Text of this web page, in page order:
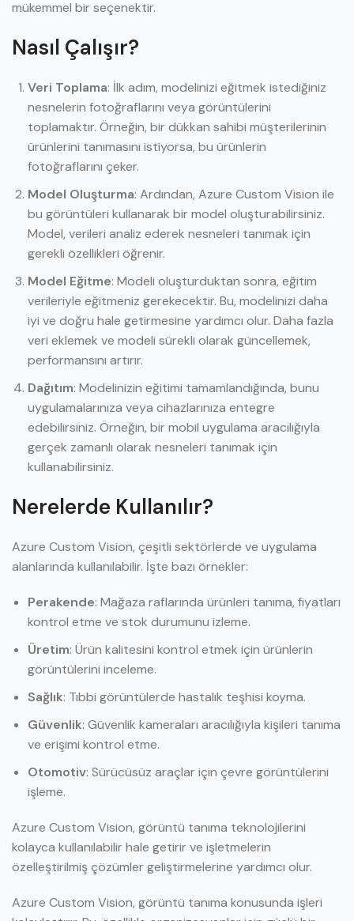
mükemmel bir seçenektir.
Nasıl Çalışır?
Veri Toplama: İlk adım, modelinizi eğitmek istediğiniz
nesnelerin fotoğraflarını veya görüntülerini
toplamaktır. Örneğin, bir dükkan sahibi müşterilerinin
ürünlerini tanımasını istiyorsa, bu ürünlerin
fotoğraflarını çeker.
Model Oluşturma: Ardından, Azure Custom Vision ile
bu görüntüleri kullanarak bir model oluşturabilirsiniz.
Model, verileri analiz ederek nesneleri tanımak için
gerekli özellikleri öğrenir.
Model Eğitme: Modeli oluşturduktan sonra, eğitim
verileriyle eğitmeniz gerekecektir. Bu, modelinizi daha
iyi ve doğru hale getirmesine yardımcı olur. Daha fazla
veri eklemek ve modeli sürekli olarak güncellemek,
performansını artırır.
Dağıtım: Modelinizin eğitimi tamamlandığında, bunu
uygulamalarınıza veya cihazlarınıza entegre
edebilirsiniz. Örneğin, bir mobil uygulama aracılığıyla
gerçek zamanlı olarak nesneleri tanımak için
kullanabilirsiniz.
Nerelerde Kullanılır?
Azure Custom Vision, çeşitli sektörlerde ve uygulama
alanlarında kullanılabilir. İşte bazı örnekler:
Perakende: Mağaza raflarında ürünleri tanıma, fiyatları
kontrol etme ve stok durumunu izleme.
Üretim: Ürün kalitesini kontrol etmek için ürünlerin
görüntülerini inceleme.
Sağlık: Tıbbi görüntülerde hastalık teşhisi koyma.
Güvenlik: Güvenlik kameraları aracılığıyla kişileri tanıma
ve erişimi kontrol etme.
Otomotiv: Sürücüsüz araçlar için çevre görüntülerini
işleme.
Azure Custom Vision, görüntü tanıma teknolojilerini
kolayca kullanılabilir hale getirir ve işletmelerin
özelleştirilmiş çözümler geliştirmelerine yardımcı olur.
Azure Custom Vision, görüntü tanıma konusunda işleri